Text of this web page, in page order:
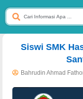
Siswi SMK
Bahrudin Ahmad